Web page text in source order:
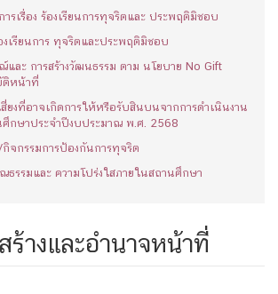
รเรื่อง ร้องเรียนการทุจริตและ ประพฤติมิชอบ
งเรียนการ ทุจริตและประพฤติมิชอบ
และ การสร้างวัฒนธรรม ตาม นโยบาย No Gift
ติหน้าที่
สี่ยงที่อาจเกิดการให้หรือรับสินบนจากการดำเนินงาน
ศึกษาประจำปีงบประมาณ พ.ศ. 2568
กิจกรรมการป้องกันการทุจริต
ณธรรมและ ความโปร่งใสภายในสถานศึกษา
ร้างและอำนาจหน้าที่